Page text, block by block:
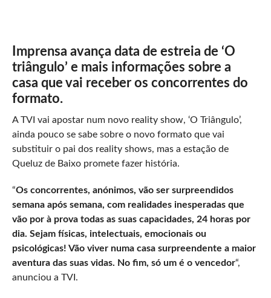
Imprensa avança data de estreia de ‘O
triângulo’ e mais informações sobre a
casa que vai receber os concorrentes do
formato.
A TVI vai apostar num novo reality show, ‘O Triângulo’,
ainda pouco se sabe sobre o novo formato que vai
substituir o pai dos reality shows, mas a estação de
Queluz de Baixo promete fazer história.
“Os concorrentes, anónimos, vão ser surpreendidos
semana após semana, com realidades inesperadas que
vão por à prova todas as suas capacidades, 24 horas por
dia. Sejam físicas, intelectuais, emocionais ou
psicológicas! Vão viver numa casa surpreendente a maior
aventura das suas vidas. No fim, só um é o vencedor“,
anunciou a TVI.